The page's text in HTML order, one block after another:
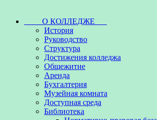
О КОЛЛЕДЖЕ
История
Руководство
Структура
Достижения колледжа
Общежитие
Аренда
Бухгалтерия
Музейная комната
Доступная среда
Библиотека